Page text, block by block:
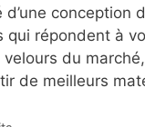
conception
qui répondent à
du
de meilleurs